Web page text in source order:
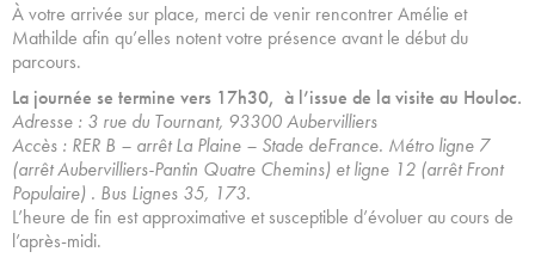
À votre arrivée sur place, merci de venir rencontrer Amélie et
Mathilde afin qu’elles notent votre présence avant le début du
parcours.
La journée se termine vers 17h30, à l’issue de la visite au Houloc.
Adresse : 3 rue du Tournant, 93300 Aubervilliers
Accès : RER B – arrêt La Plaine – Stade deFrance. Métro ligne 7
(arrêt Aubervilliers-Pantin Quatre Chemins) et ligne 12 (arrêt Front
Populaire) . Bus Lignes 35, 173.
L’heure de fin est approximative et susceptible d’évoluer au cours de
l’après-midi.